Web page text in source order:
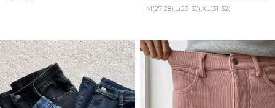
M(27-28),L(29-30),XL(31-32)